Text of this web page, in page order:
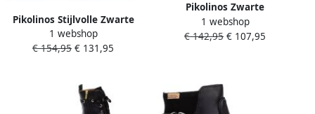
Pikolinos Stijlvolle Zwarte
Enkellaars voor Vrouwen
1 webshop
€ 154,95 € 131,95
Pikolinos Zwarte
enkellaarsjes voor dames
Aldaya
1 webshop
€ 142,95 € 107,95